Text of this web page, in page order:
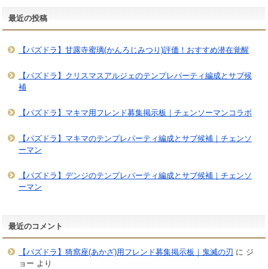
最近の投稿
【パズドラ】甘露寺蜜璃(かんろじみつり)評価！おすすめ潜在覚醒
【パズドラ】クリスマスアルジェのテンプレパーティ編成とサブ候
補
【パズドラ】マキマ用フレンド募集掲示板｜チェンソーマンコラボ
【パズドラ】マキマのテンプレパーティ編成とサブ候補｜チェンソ
ーマン
【パズドラ】デンジのテンプレパーティ編成とサブ候補｜チェンソ
ーマン
最近のコメント
【パズドラ】猗窩座(あかざ)用フレンド募集掲示板｜鬼滅の刃 に ジ
ョー より